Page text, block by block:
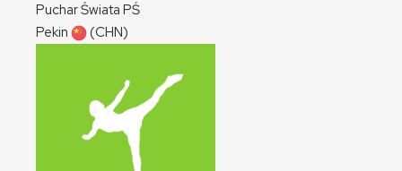
Puchar Świata PŚ
Pekin
(CHN)